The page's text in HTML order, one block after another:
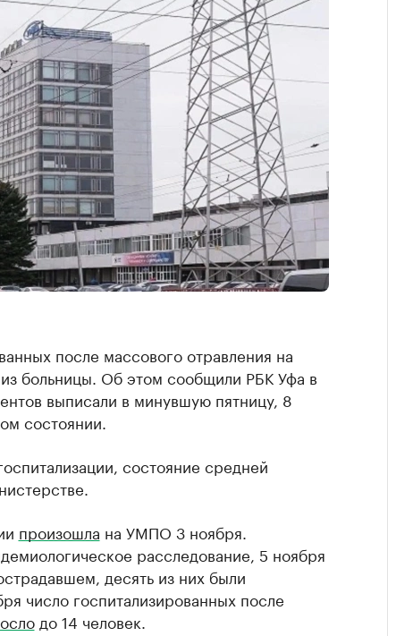
после массового отравления на
больницы. Об этом сообщили РБК Уфа в
выписали в минувшую пятницу, 8
состоянии.
состояние средней
произошла на УМПО 3 ноября.
расследование, 5 ноября
десять из них были
число госпитализированных после
до 14 человек.